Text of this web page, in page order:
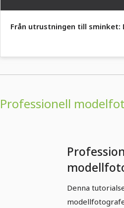
Från utrustningen till sminket:
Professionell
Del 1 -
Denna